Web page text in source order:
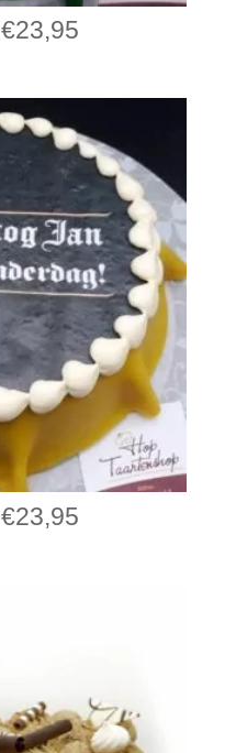
€23,95Prijsklasse:
€23,95
€23,95Prijsklasse: